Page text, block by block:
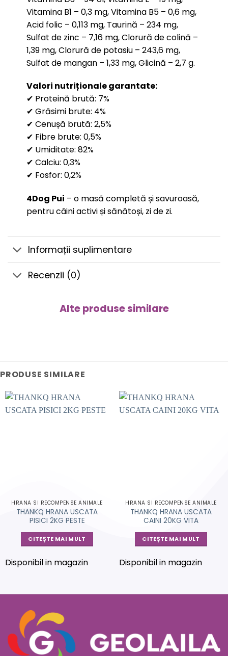
Vitamina B1 – 0,3 mg, Vitamina B5 – 0,6 mg,
Acid folic – 0,113 mg, Taurină – 234 mg,
Sulfat de zinc – 7,16 mg, Clorură de colină –
1,39 mg, Clorură de potasiu – 243,6 mg,
Sulfat de mangan – 1,33 mg, Glicină – 2,7 g.
Valori nutriționale garantate:
✔ Proteină brută: 7%
✔ Grăsimi brute: 4%
✔ Cenușă brută: 2,5%
✔ Fibre brute: 0,5%
✔ Umiditate: 82%
✔ Calciu: 0,3%
✔ Fosfor: 0,2%
4Dog Pui – o masă completă și savuroasă,
pentru câini activi și sănătoși, zi de zi.
Informații suplimentare
Recenzii (0)
Alte produse similare
PRODUSE SIMILARE
HRANA SI RECOMPENSE ANIMALE
THANKQ HRANA USCATA
PISICI 2KG PESTE
CITEȘTE MAI MULT
Disponibil in magazin
HRANA SI RECOMPENSE ANIMALE
THANKQ HRANA USCATA
CAINI 20KG VITA
CITEȘTE MAI MULT
Disponibil in magazin